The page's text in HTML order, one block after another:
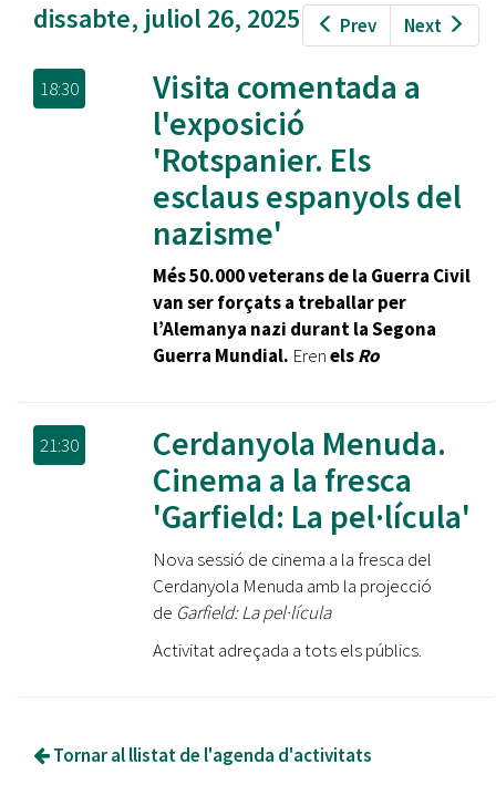
Prev Next
dissabte, juliol 26, 2025
18:30
Visita comentada a
l'exposició
'Rotspanier. Els
esclaus espanyols del
nazisme'
Més 50.000veterans de la Guerra Civil
van ser forçats a treballar per
l’Alemanya nazi durant la Segona
Guerra Mundial. ErenelsRo
21:30
Cerdanyola Menuda.
Cinema a la fresca
'Garfield: La pel·lícula'
Nova sessió de cinema a la fresca del
Cerdanyola Menuda amb la projecció
de Garfield: La pel·lícula
Activitat adreçada a tots els públics.
Tornar al llistat de l'agenda d'activitats